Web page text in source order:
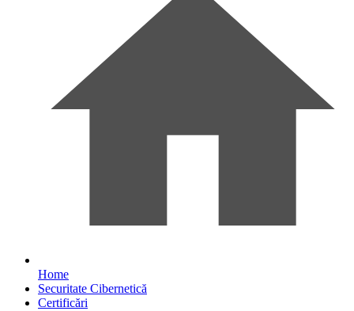
Home
Securitate Cibernetică
Certificări